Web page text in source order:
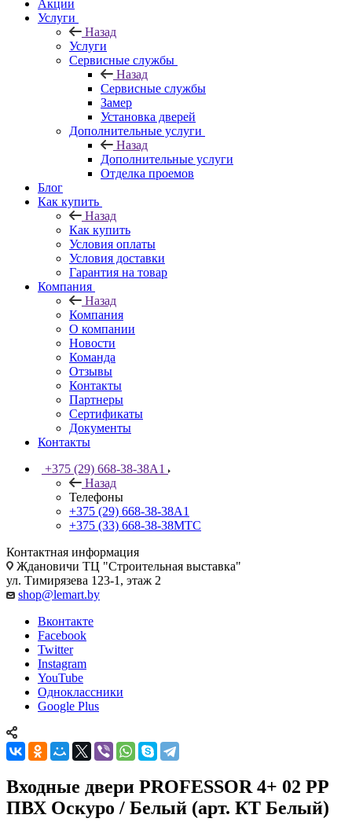
Акции
Услуги
Назад
Услуги
Сервисные службы
Назад
Сервисные службы
Замер
Установка дверей
Дополнительные услуги
Назад
Дополнительные услуги
Отделка проемов
Блог
Как купить
Назад
Как купить
Условия оплаты
Условия доставки
Гарантия на товар
Компания
Назад
Компания
О компании
Новости
Команда
Отзывы
Контакты
Партнеры
Сертификаты
Документы
Контакты
+375 (29) 668-38-38A1
Назад
Телефоны
+375 (29) 668-38-38A1
+375 (33) 668-38-38МТС
Контактная информация
Ждановичи ТЦ "Строительная выставка"
ул. Тимирязева 123-1, этаж 2
shop@lemart.by
Вконтакте
Facebook
Twitter
Instagram
YouTube
Одноклассники
Google Plus
Входные двери PROFESSOR 4+ 02 PP
ПВХ Оскуро / Белый (арт. КТ Белый)